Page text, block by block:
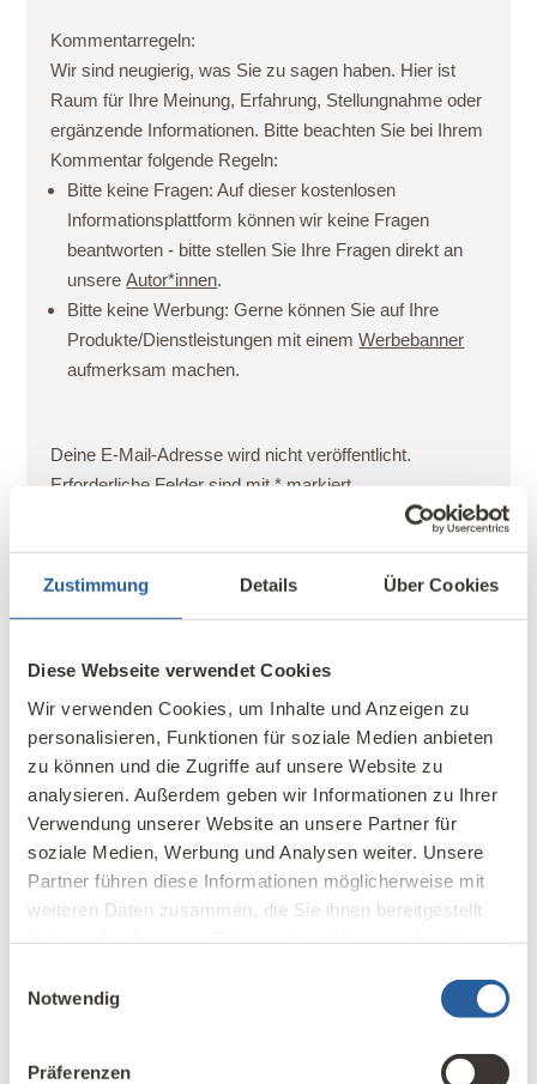
Zustimmung Details Über Cookies
Diese Webseite verwendet Cookies
Wir verwenden Cookies, um Inhalte und Anzeigen zu
personalisieren, Funktionen für soziale Medien anbieten
zu können und die Zugriffe auf unsere Website zu
analysieren. Außerdem geben wir Informationen zu Ihrer
Verwendung unserer Website an unsere Partner für
soziale Medien, Werbung und Analysen weiter. Unsere
Partner führen diese Informationen möglicherweise mit
weiteren Daten zusammen, die Sie ihnen bereitgestellt
Notwendig
Präferenzen
Kommentarregeln:
Wir sind neugierig, was Sie zu sagen haben. Hier ist
Raum für Ihre Meinung, Erfahrung, Stellungnahme oder
ergänzende Informationen. Bitte beachten Sie bei Ihrem
Kommentar folgende Regeln:
Bitte keine Fragen: Auf dieser kostenlosen
Informationsplattform können wir keine Fragen
beantworten - bitte stellen Sie Ihre Fragen direkt an
unsereAutor*innen.
Bitte keine Werbung: Gerne können Sie auf Ihre
Produkte/Dienstleistungen mit einemWerbebanner
aufmerksam machen.
Deine E-Mail-Adresse wird nicht veröffentlicht.
Erforderliche Felder sind mit* markiert
Name *
E-Mail-Adresse